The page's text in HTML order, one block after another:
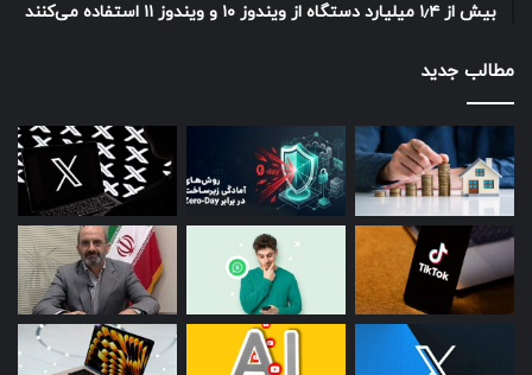
بیش از ۱٫۴ میلیارد دستگاه از ویندوز ۱۰ و ویندوز ۱۱ استفاده می‌کنند
مطالب جدید